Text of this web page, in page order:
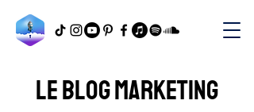
Le blog marketing